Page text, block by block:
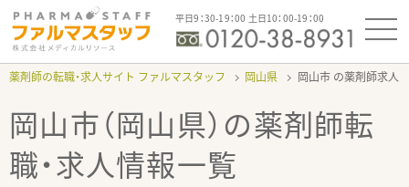
平日9：30-19：00 土日10：00-19：00
薬剤師の転職・求人サイト ファルマスタッフ 岡山県 岡山市
岡山市（岡山県） の薬剤師転
職・求人情報一覧